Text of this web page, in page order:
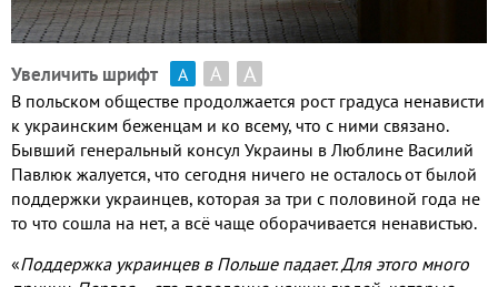
Увеличить шрифт А А А
В польском обществе продолжается рост градуса ненависти
к украинским беженцам и ко всему, что с ними связано.
Бывший генеральный консул Украины в Люблине Василий
Павлюк жалуется, что сегодня ничего не осталось от былой
поддержки украинцев, которая за три с половиной года не
то что сошла на нет, а всё чаще оборачивается ненавистью.
«Поддержка украинцев в Польше падает.Для этого много